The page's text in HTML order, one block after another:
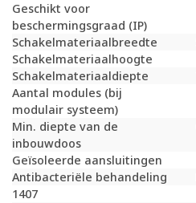
Geschikt voor
beschermingsgraad (IP)
Schakelmateriaalbreedte
Schakelmateriaalhoogte
Schakelmateriaaldiepte
Aantal modules (bij
modulair systeem)
Min. diepte van de
inbouwdoos
Geïsoleerde aansluitingen
Antibacteriële behandeling
1407